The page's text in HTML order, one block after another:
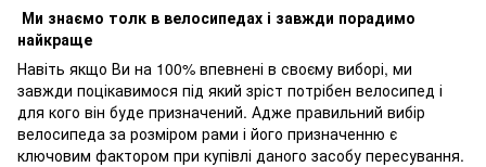
Ми знаємо толк в велосипедах і завжди порадимо
найкраще
Навіть якщо Ви на 100% впевнені в своєму виборі, ми
завжди поцікавимося під який зріст потрібен велосипед і
для кого він буде призначений. Адже правильний вибір
велосипеда за розміром рами і його призначенню є
ключовим фактором при купівлі даного засобу пересування.